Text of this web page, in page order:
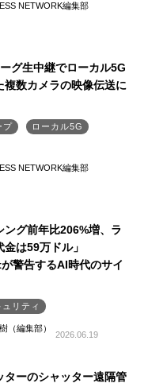
NETWORK編集部
グ生中継でローカル5G
複数カメラの映像伝送に
プ
ローカル5G
NETWORK編集部
ング前年比206%増、ラ
金は59万ドル」
警告するAI時代のサイ
ュリティ
（編集部）
2026.06.19
ターのシャッター遠隔管